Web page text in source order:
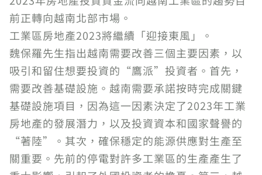
前正轉向越南北部市場。
工業區房地產2023將繼續「迎接東風」。
魏保羅先生指出越南需要改善三個主要因素，以
吸引和留住想要投資的“鷹派”投資者。首先，
需要改善基礎設施。越南需要承諾按時完成關鍵
基礎設施項目，因為這一因素決定了2023年工業
房地產的發展潛力，以及投資資本和國家聲譽的
“著陸”。其次，確保穩定的能源供應對生產至
關重要。先前的停電對許多工業區的生產產生了